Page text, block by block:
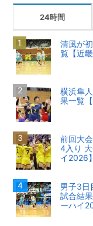
24時間
清風が
覧【近
横浜隼
果一覧
前回大
4入り
イ2026】
男子3日
試合結
ーハイ